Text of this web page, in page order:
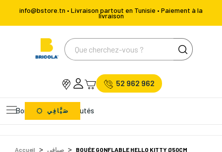
info@bstore.tn • Livraison partout en Tunisie • Paiement à la
livraison
52 962 962
Bons Plans Nouveautés
صَيَّافِي
Accueil صيافي BOUÉE GONFLABLE HELLO KITTY Ø50CM